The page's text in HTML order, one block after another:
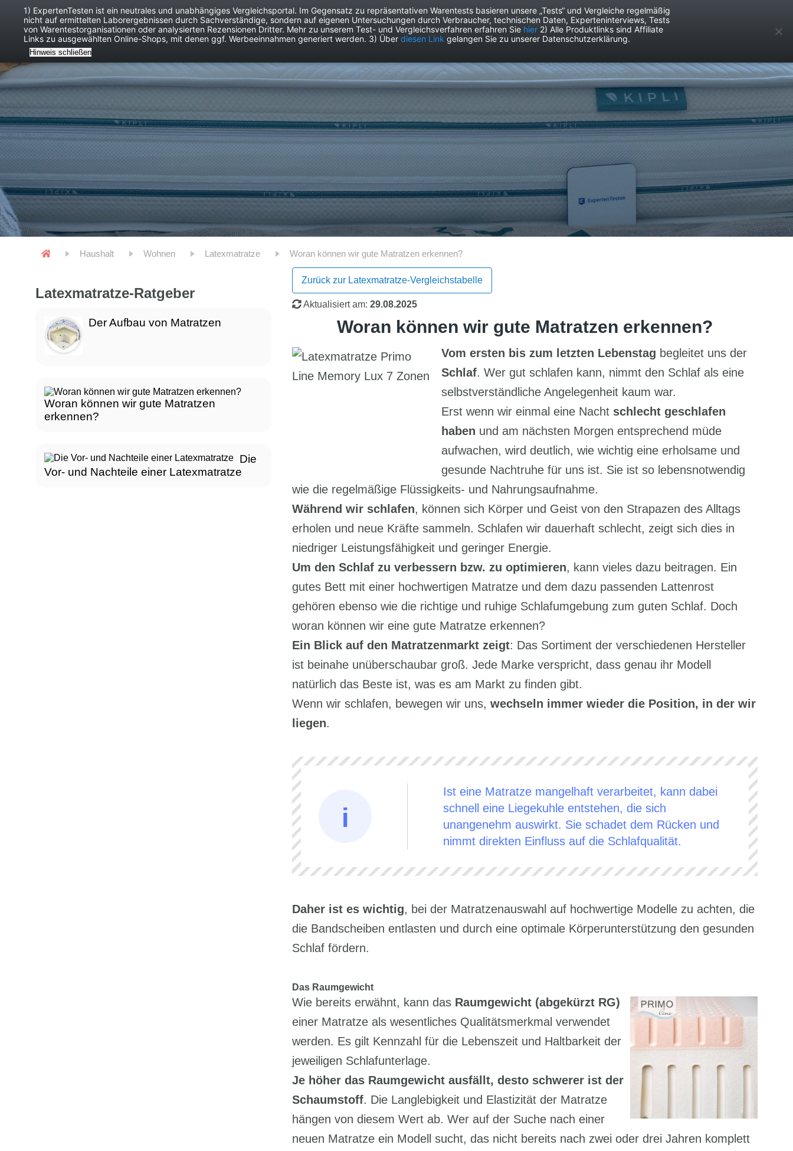
Baby Digitales Drogerie Elektronik Freizeit Garten Haushalt Heimwerken Services
1) ExpertenTesten ist ein neutrales und unabhängiges Vergleichsportal. Im Gegensatz zu repräsentativen Warentests basieren unsere „Tests“ und Vergleiche regelmäßig
nicht auf ermittelten Laborergebnissen durch Sachverständige, sondern auf eigenen Untersuchungen durch Verbraucher, technischen Daten, Experteninterviews, Tests
von Warentestorganisationen oder analysierten Rezensionen Dritter. Mehr zu unserem Test- und Vergleichsverfahren erfahren Sie hier 2) Alle Produktlinks sind Affiliate
Links zu ausgewählten Online-Shops, mit denen ggf. Werbeeinnahmen generiert werden. 3) Überdiesen Link gelangen Sie zu unserer Datenschutzerklärung.
Hinweis schließen
Haushalt Wohnen Latexmatratze Woran können wir gute Matratzen erkennen?
Latexmatratze-Ratgeber
Der Aufbau von Matratzen
Woran können wir gute Matratzen
erkennen?
Die
Vor- und Nachteile einer Latexmatratze
Zurück zur Latexmatratze-Vergleichstabelle
Aktualisiert am: 29.08.2025
Woran können wir gute Matratzen erkennen?
Vom ersten bis zum letzten Lebenstag begleitet uns der
Schlaf. Wer gut schlafen kann, nimmt den Schlaf als eine
selbstverständliche Angelegenheit kaum war.
Erst wenn wir einmal eine Nacht schlecht geschlafen
haben und am nächsten Morgen entsprechend müde
aufwachen, wird deutlich, wie wichtig eine erholsame und
gesunde Nachtruhe für uns ist. Sie ist so lebensnotwendig
wie die regelmäßige Flüssigkeits- und Nahrungsaufnahme.
Während wir schlafen, können sich Körper und Geist von den Strapazen des Alltags
erholen und neue Kräfte sammeln. Schlafen wir dauerhaft schlecht, zeigt sich dies in
niedriger Leistungsfähigkeit und geringer Energie.
Um den Schlaf zu verbessern bzw. zu optimieren, kann vieles dazu beitragen. Ein
gutes Bett mit einer hochwertigen Matratze und dem dazu passenden Lattenrost
gehören ebenso wie die richtige und ruhige Schlafumgebung zum guten Schlaf. Doch
woran können wir eine gute Matratze erkennen?
Ein Blick auf den Matratzenmarkt zeigt: Das Sortiment der verschiedenen Hersteller
ist beinahe unüberschaubar groß. Jede Marke verspricht, dass genau ihr Modell
natürlich das Beste ist, was es am Markt zu finden gibt.
Wenn wir schlafen, bewegen wir uns, wechseln immer wieder die Position, in der wir
liegen.
Ist eine Matratze mangelhaft verarbeitet, kann dabei
schnell eine Liegekuhle entstehen, die sich
unangenehm auswirkt. Sie schadet dem Rücken und
nimmt direkten Einfluss auf die Schlafqualität.
Daher ist es wichtig, bei der Matratzenauswahl auf hochwertige Modelle zu achten, die
die Bandscheiben entlasten und durch eine optimale Körperunterstützung den gesunden
Schlaf fördern.
Das Raumgewicht
Wie bereits erwähnt, kann das Raumgewicht (abgekürzt RG)
einer Matratze als wesentliches Qualitätsmerkmal verwendet
werden. Es gilt Kennzahl für die Lebenszeit und Haltbarkeit der
jeweiligen Schlafunterlage.
Je höher das Raumgewicht ausfällt, desto schwerer ist der
Schaumstoff. Die Langlebigkeit und Elastizität der Matratze
hängen von diesem Wert ab. Wer auf der Suche nach einer
neuen Matratze ein Modell sucht, das nicht bereits nach zwei oder drei Jahren komplett